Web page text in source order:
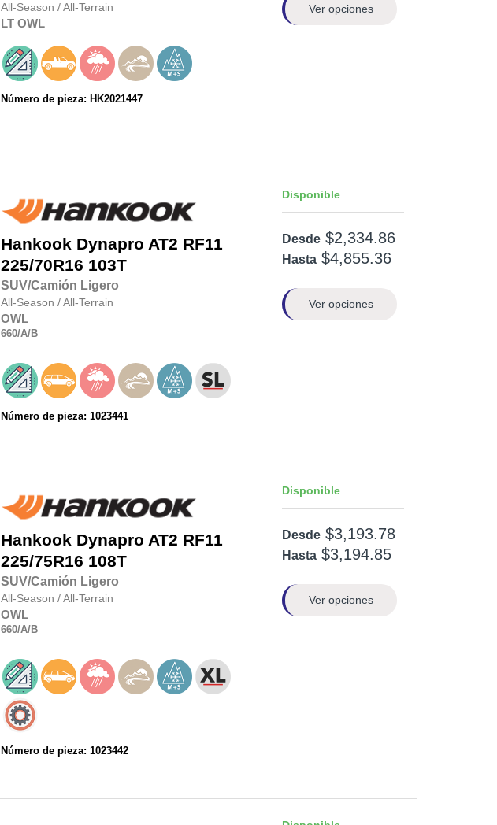
All-Season /All-Terrain
LT OWL
Número de pieza: HK2021447
Ver opciones
Hankook Dynapro AT2 RF11
225/70R16 103T
SUV/Camión Ligero
All-Season /All-Terrain
OWL
660/A/B
Número de pieza: 1023441
Disponible
Desde $2,334.86
Hasta $4,855.36
Ver opciones
Hankook Dynapro AT2 RF11
225/75R16 108T
SUV/Camión Ligero
All-Season /All-Terrain
OWL
660/A/B
Número de pieza: 1023442
Disponible
Desde $3,193.78
Hasta $3,194.85
Ver opciones